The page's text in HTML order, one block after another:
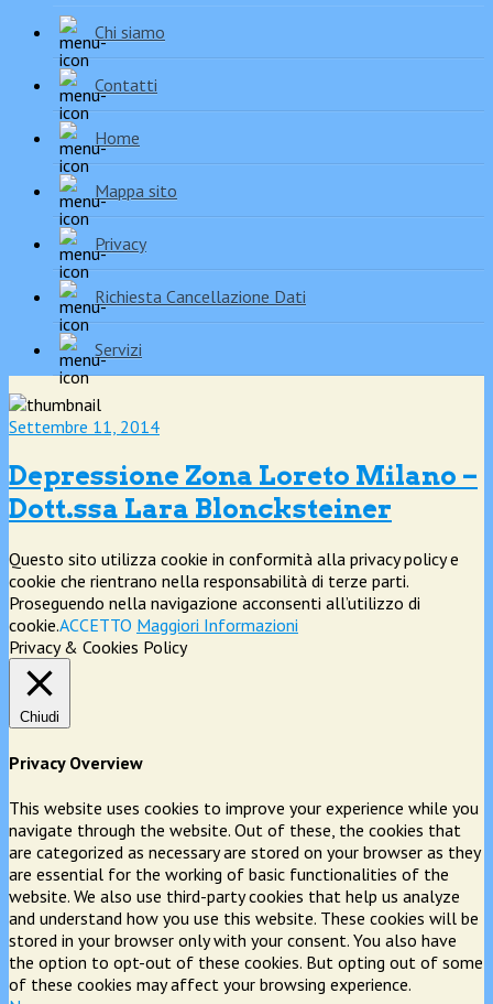
Chi siamo
Contatti
Home
Mappa sito
Privacy
Richiesta Cancellazione Dati
Servizi
Settembre 11, 2014
Depressione Zona Loreto Milano –
Dott.ssa Lara Bloncksteiner
Questo sito utilizza cookie in conformità alla privacy policy e
cookie che rientrano nella responsabilità di terze parti.
Proseguendo nella navigazione acconsenti all’utilizzo di
cookie.ACCETTO Maggiori Informazioni
Privacy & Cookies Policy
Chiudi
Privacy Overview
This website uses cookies to improve your experience while you
navigate through the website. Out of these, the cookies that
are categorized as necessary are stored on your browser as they
are essential for the working of basic functionalities of the
website. We also use third-party cookies that help us analyze
and understand how you use this website. These cookies will be
stored in your browser only with your consent. You also have
the option to opt-out of these cookies. But opting out of some
of these cookies may affect your browsing experience.